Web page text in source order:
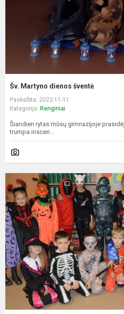
Šv. Martyno dienos šventė
Paskelbta: 2022-11-11
Kategorija: Renginiai
Šiandien rytas mūsų gimnazijoje
trumpa inscen...